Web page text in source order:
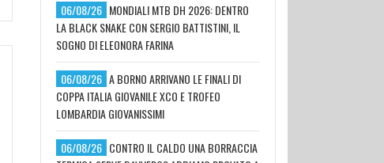
06/08/26 MONDIALI MTB DH 2026: DENTRO
LA BLACK SNAKE CON SERGIO BATTISTINI, IL
SOGNO DI ELEONORA FARINA
06/08/26 A BORNO ARRIVANO LE FINALI DI
COPPA ITALIA GIOVANILE XCO E TROFEO
LOMBARDIA GIOVANISSIMI
06/08/26 CONTRO IL CALDO UNA BORRACCIA